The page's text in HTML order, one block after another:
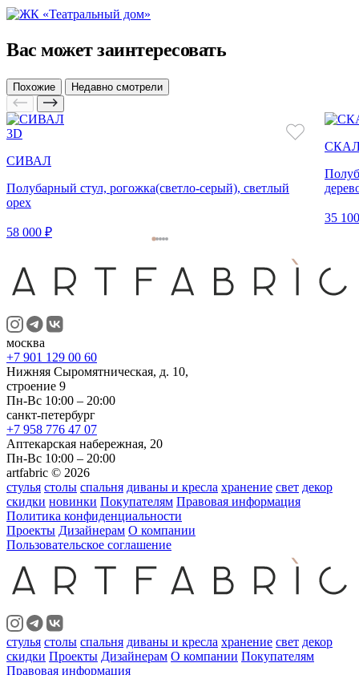
Вас может заинтересовать
Похожие Недавно смотрели
3D
СИВАЛ
Полубарный стул, рогожка(светло-серый), светлый
орех
58 000 ₽
35
москва
+7 901 129 00 60
Нижняя Сыромятническая, д. 10,
строение 9
Пн-Вс 10:00 – 20:00
санкт-петербург
+7 958 776 47 07
Аптекарская набережная, 20
Пн-Вс 10:00 – 20:00
artfabric © 2026
стулья столы спальня диваны и кресла хранение свет декор
скидки новинки Покупателям Правовая информация
Политика конфиденциальности
Проекты Дизайнерам О компании
Пользовательское соглашение
стулья столы спальня диваны и кресла хранение свет декор
скидки Проекты Дизайнерам О компании Покупателям
Правовая информация